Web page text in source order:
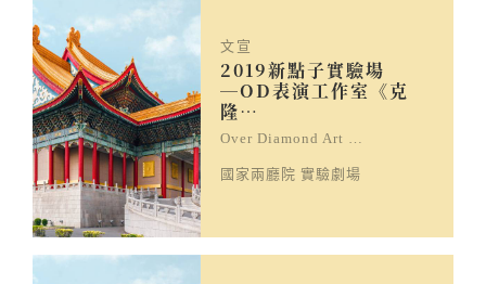
文宣
2019新點子實驗場
─OD表演工作室《克
隆…
Over Diamond Art …
國家兩廳院 實驗劇場